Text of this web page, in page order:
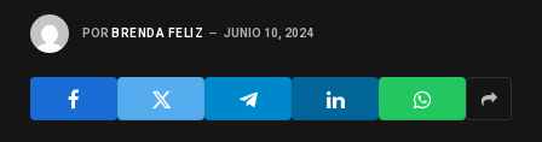
POR BRENDA FELIZ JUNIO 10, 2024